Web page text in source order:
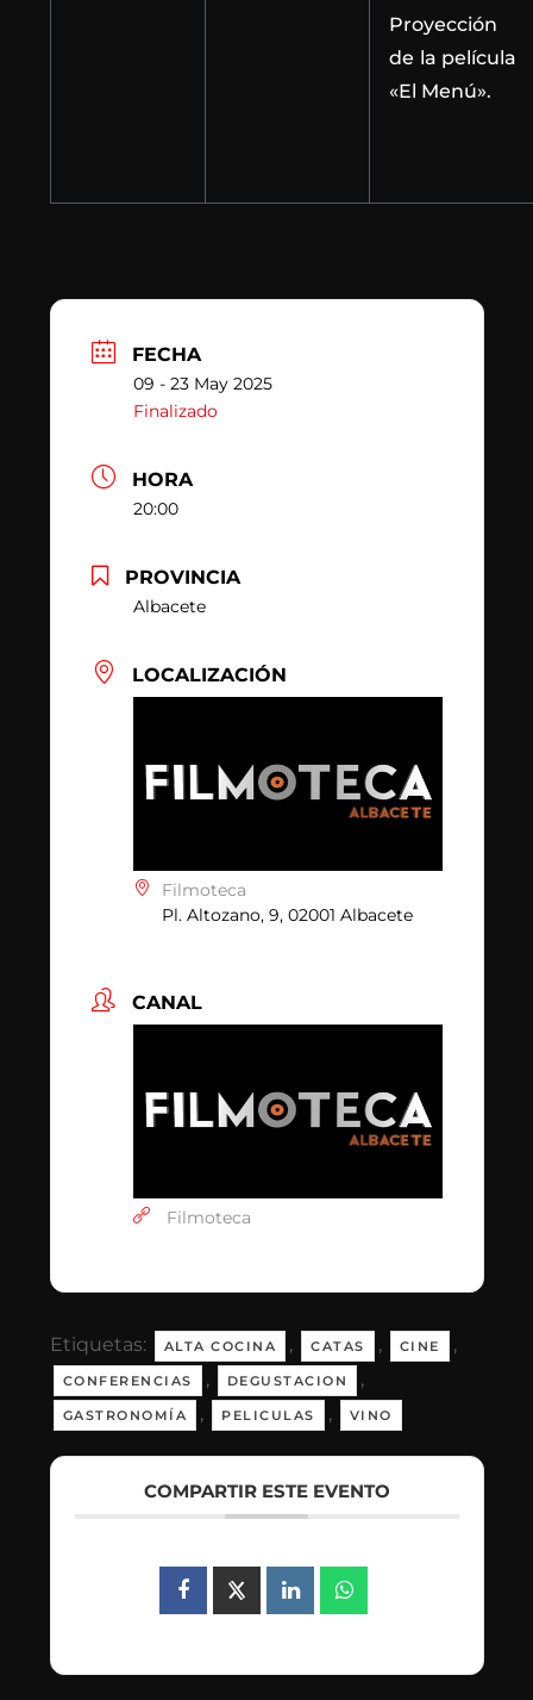
Proyección
de la película
«El Menú».
FECHA
09 - 23 May 2025
Finalizado
HORA
20:00
PROVINCIA
Albacete
LOCALIZACIÓN
Filmoteca
Pl. Altozano, 9, 02001 Albacete
CANAL
Filmoteca
Etiquetas: ALTA COCINA , CATAS , CINE ,
CONFERENCIAS , DEGUSTACION ,
GASTRONOMÍA , PELICULAS , VINO
COMPARTIR ESTE EVENTO